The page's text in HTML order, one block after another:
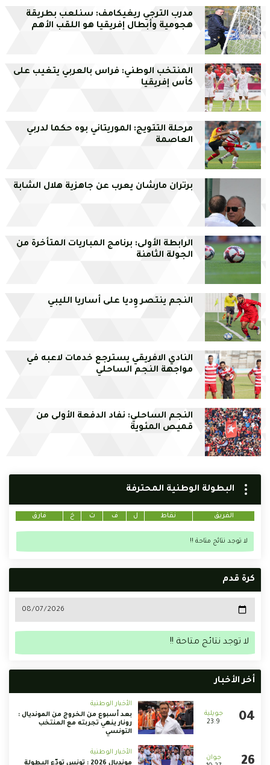
مدرب الترجي ريغيكامف: سنلعب بطريقة
هجومية وأبطال إفريقيا هو اللقب الأهم
المنتخب الوطني: فراس بالعربي يتغيب على
كأس إفريقيا
مرحلة التتويج: الموريتاني بوه حكما لدربي
العاصمة
برتران مارشان يعرب عن جاهزية هلال الشابة
الرابطة الأولى: برنامج المباريات المتأخرة من
الجولة الثامنة
النجم ينتصر وِديا على أساريا الليبي
النادي الافريقي يسترجع خدمات لاعبه في
مواجهة النجم الساحلي
النجم الساحلي: نفاد الدفعة الأولى من
قميص المئوية
البطولة الوطنية المحترفة
الفريق نقاط ل ف ت خ فارق
لا توجد نتائج متاحة !!
كرة قدم
لا توجد نتائج متاحة !!
أخر الأخبار
23:9
الأخبار الوطنية
بعد أسبوع من الخروج من المونديال :
رونار ينهي تجربته مع المنتخب
التونسي
الأخبار الوطنية
مونديال 2026 : تونس تودّع البطولة